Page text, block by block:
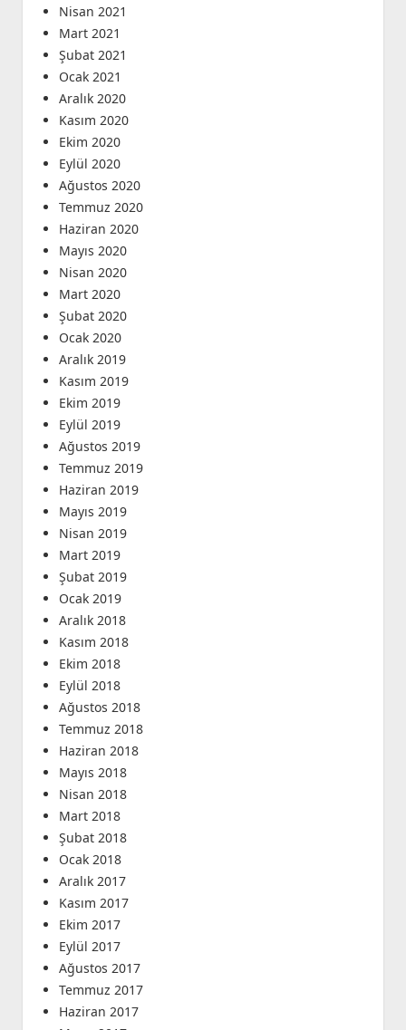
Nisan 2021
Mart 2021
Şubat 2021
Ocak 2021
Aralık 2020
Kasım 2020
Ekim 2020
Eylül 2020
Ağustos 2020
Temmuz 2020
Haziran 2020
Mayıs 2020
Nisan 2020
Mart 2020
Şubat 2020
Ocak 2020
Aralık 2019
Kasım 2019
Ekim 2019
Eylül 2019
Ağustos 2019
Temmuz 2019
Haziran 2019
Mayıs 2019
Nisan 2019
Mart 2019
Şubat 2019
Ocak 2019
Aralık 2018
Kasım 2018
Ekim 2018
Eylül 2018
Ağustos 2018
Temmuz 2018
Haziran 2018
Mayıs 2018
Nisan 2018
Mart 2018
Şubat 2018
Ocak 2018
Aralık 2017
Kasım 2017
Ekim 2017
Eylül 2017
Ağustos 2017
Temmuz 2017
Haziran 2017